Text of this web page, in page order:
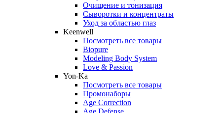
Очищение и тонизация
Сыворотки и концентраты
Уход за областью глаз
Keenwell
Посмотреть все товары
Biopure
Modeling Body System
Love & Passion
Yon-Ka
Посмотреть все товары
Промонаборы
Age Correction
Age Defense